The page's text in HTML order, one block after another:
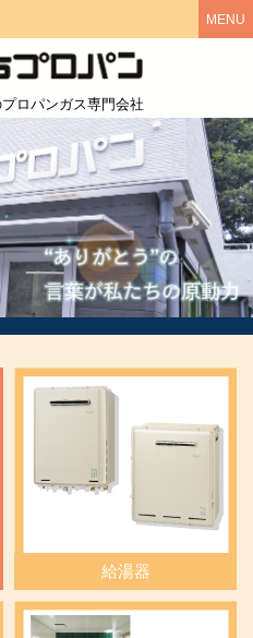
ロパンガス専門会社
給湯器